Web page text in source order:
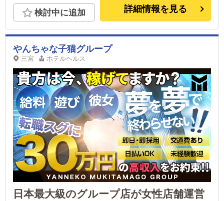
主要駅から徒歩5～10分圏内！
検討中に追加 詳細情報を見る
やんちゃな子猫グループ
三宮 ホテルヘルス
日本最大級のグループ店が女性店舗運営